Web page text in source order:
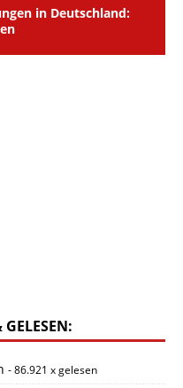
in Deutschland:
- 86.921 x gelesen